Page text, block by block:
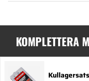
KOMPLETTERA